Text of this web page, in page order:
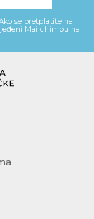
se pretplatite na
Mailchimpu na